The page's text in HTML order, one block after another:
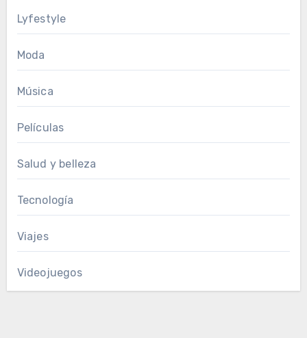
Lyfestyle
Moda
Música
Películas
Salud y belleza
Tecnología
Viajes
Videojuegos